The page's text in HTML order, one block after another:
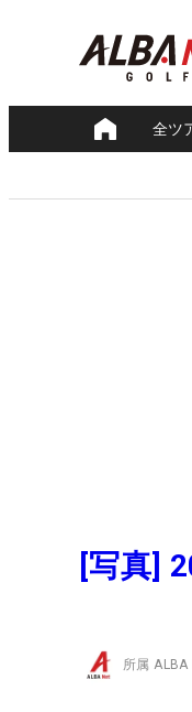
全ツ
[写真]
所属ALBA